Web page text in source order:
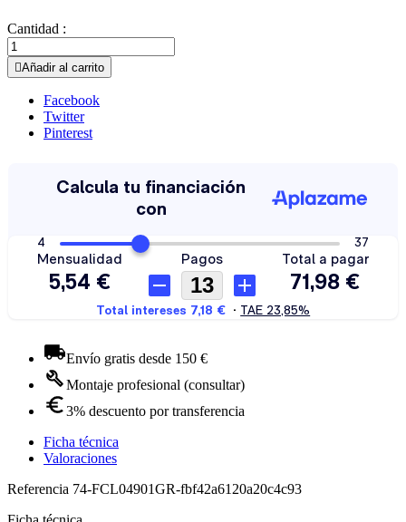
Cantidad :
Añadir al carrito
Facebook
Twitter
Pinterest
Envío gratis desde 150 €
Montaje profesional (consultar)
3% descuento por transferencia
Ficha técnica
Valoraciones
Referencia 74-FCL04901GR-fbf42a6120a20c4c93